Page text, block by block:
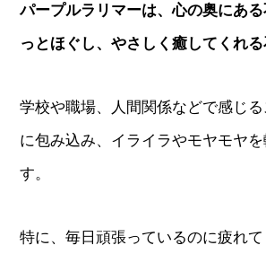
パープルラリマーは、心の奥にあ
っとほぐし、やさしく癒してくれる
学校や職場、人間関係などで感じ
に包み込み、イライラやモヤモヤ
す。
特に、毎日頑張っているのに疲れ